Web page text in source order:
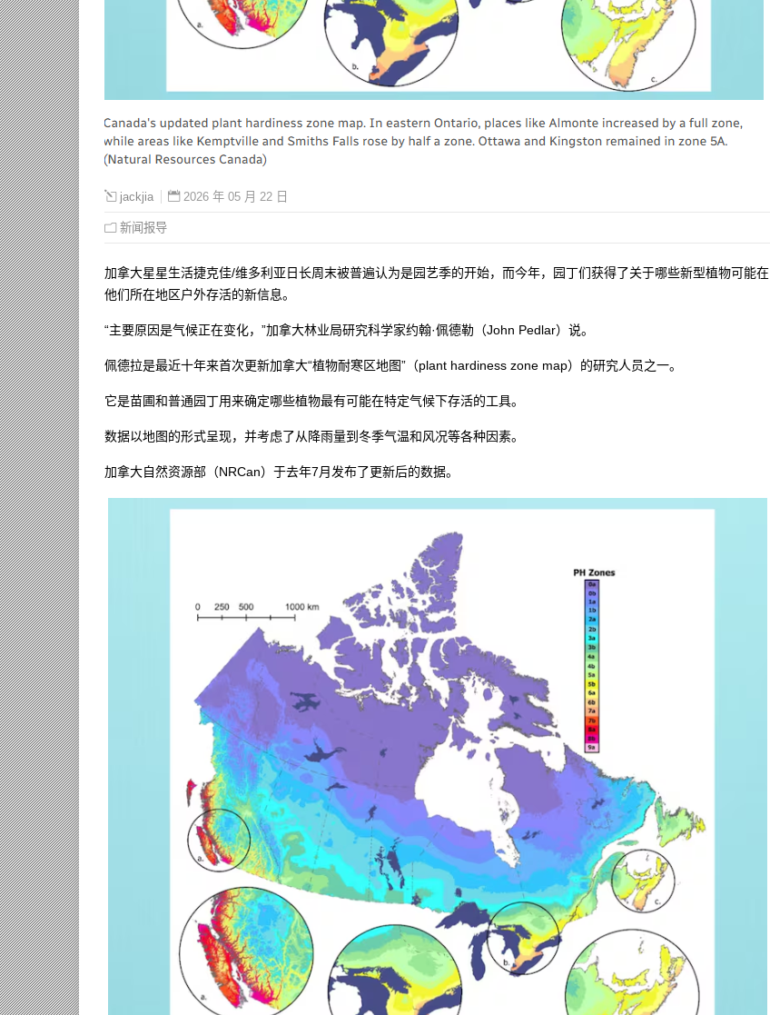
jackjia 2026 年 05 月 22 日
新闻报导
加拿大星星生活捷克佳/维多利亚日长周末被普遍认为是园艺季的开始，而今年，园丁们获得了关于哪些新型植物可能在
他们所在地区户外存活的新信息。
“主要原因是气候正在变化，”加拿大林业局研究科学家约翰·佩德勒（John Pedlar）说。
佩德拉是最近十年来首次更新加拿大“植物耐寒区地图”（plant hardiness zone map）的研究人员之一。
它是苗圃和普通园丁用来确定哪些植物最有可能在特定气候下存活的工具。
数据以地图的形式呈现，并考虑了从降雨量到冬季气温和风况等各种因素。
加拿大自然资源部（NRCan）于去年7月发布了更新后的数据。